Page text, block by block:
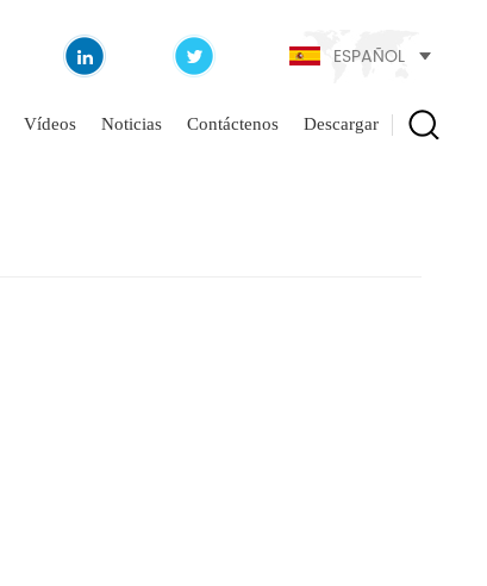
ESPAÑOL
Vídeos Noticias Contáctenos Descargar